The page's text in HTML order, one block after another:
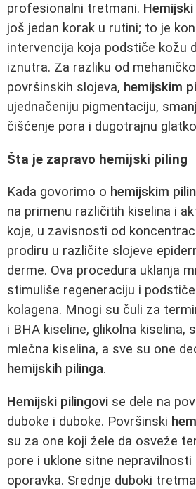
profesionalni tretmani.
još jedan korak u rutini; to je
intervencija koja podstiče kožu
iznutra. Za razliku od
površinskih slojeva, hemijskim
ujednačeniju pigmentaciju,
čišćenje pora i dugotrajnu
Šta je zapravo hemijski piling
Kada govorimo o hemijskim
na primenu različitih kiselina i
koje, u zavisnosti od
prodiru u različite slojeve
derme. Ova procedura uklanja
stimuliše regeneraciju i
kolagena. Mnogi su čuli za
i BHA kiseline, glikolna kiselina,
mlečna kiselina, a sve su one
hemijskih pilinga.
Hemijski pilingovi se dele na
duboke i duboke. Površinski
su za one koji žele da osveže
pore i uklone sitne nepravilnosti
oporavka. Srednje duboki